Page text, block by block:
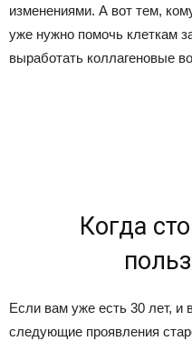
изменениями. А вот тем,
уже нужно помочь клеткам
выработать коллагеновые
Когда
Если вам уже есть 30 лет, и
следующие проявления